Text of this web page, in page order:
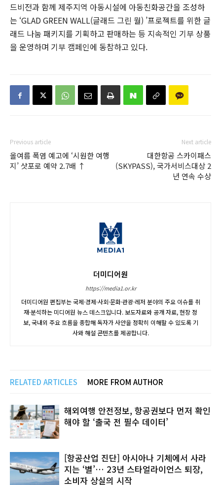
드비전과 함께 제주지역 아동시설에 아동친화공간을 조성하
는 ‘GLAD GREEN WALL(글래드 그린 월) ’프로젝트를 위한 글
래드 나눔 패키지를 기획하고 판매하는 등 지속적인 기부 상품
을 운영하며 기부 캠페인에 동참하고 있다.
Previous article
올여름 폭염 예고에 ‘시원한 여행
지’ 삿포로 예약 2.7배 ↑
Next article
대한항공 스카이패스
(SKYPASS), 국가서비스대상 2
년 연속 수상
더미디어원
https://media1.or.kr
더미디어원 편집부는 국제·경제·사회·문화·관광·레저 분야의 주요 이슈를 취
재·분석하는 미디어원 뉴스 데스크입니다. 보도자료와 공개 자료, 현장 정
보, 국내외 주요 흐름을 종합해 독자가 사안을 정확히 이해할 수 있도록 기
사와 해설 콘텐츠를 제공합니다.
RELATED ARTICLES MORE FROM AUTHOR
해외여행 안전정보, 항공권보다 먼저 확인
해야 할 ‘출국 전 필수 데이터’
[항공산업 진단] 아시아나 기체에서 사라
지는 ‘별’… 23년 스타얼라이언스 퇴장,
소비자 상실의 시작